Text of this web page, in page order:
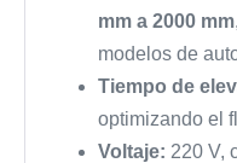
mm a 2000 mm
modelos de
Tiempo de
optimizando el
Voltaje: 220 V,